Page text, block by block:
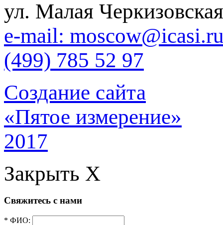
ул. Малая
e-mail:
(499) 785 52 97
Создание сайта
«Пятое измерение»
2017
Закрыть X
Свяжитесь с нами
* ФИО: